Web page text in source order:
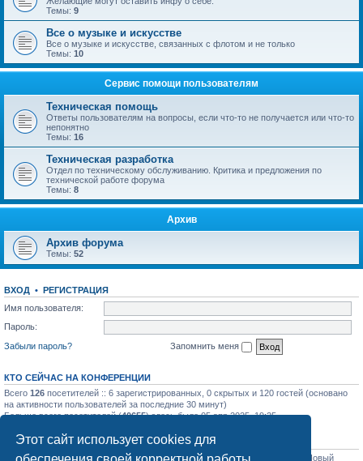
Этот сайт использует cookies для
Темы: 9
Все о музыке и искусстве
Все о музыке и искусстве, связанных с флотом и не только
Темы: 10
Сервис помощи пользователям
Техническая помощь
Ответы пользователям на вопросы, если что-то не получается или что-то
непонятно
Темы: 16
Техническая разработка
Отдел по техническому обслуживанию. Критика и предложения по
технической работе форума
Темы: 8
Архив
Архив форума
Темы: 52
ВХОД • РЕГИСТРАЦИЯ
Имя пользователя:
Пароль:
Забыли пароль?
Запомнить меня
КТО СЕЙЧАС НА КОНФЕРЕНЦИИ
Всего 126 посетителей :: 6 зарегистрированных, 0 скрытых и 120 гостей (основано
на активности пользователей за последние 30 минут)
Больше всего посетителей (40655) здесь было 05 апр 2025, 19:25
СТАТИСТИКА
Всего сообщений:31758• Всего тем:1129• Всего пользователей: • Новый